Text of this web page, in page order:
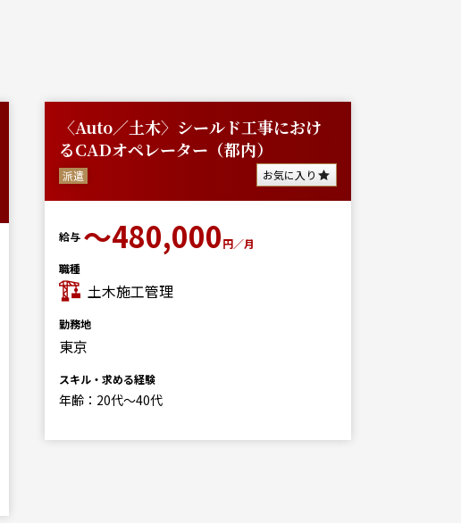
〈Auto／土木〉シールド工事におけ
るCADオペレーター（都内）
派遣 お気に入り
給与 〜480,000円／月
職種
土木施工管理
勤務地
東京
スキル・求める経験
年齢：20代～40代